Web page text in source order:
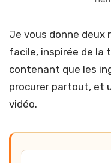
Je vous donne deux
facile, inspirée de la
contenant que les
procurer partout, et
vidéo.
Bò bún
Liste des